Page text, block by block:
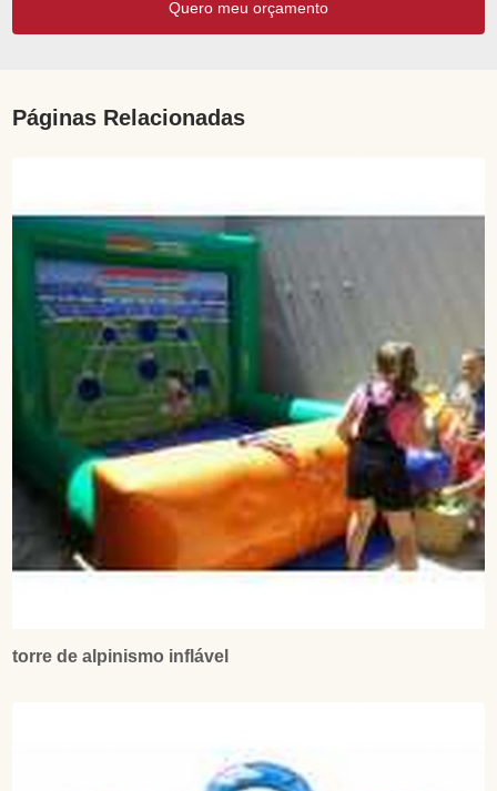
Quero meu orçamento
Páginas Relacionadas
torre de alpinismo inflável